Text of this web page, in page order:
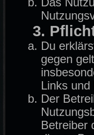
3.
Du
gegen
Links
Der
Betreiber